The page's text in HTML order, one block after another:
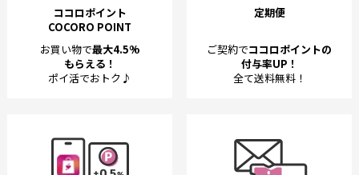
ココロポイント
COCORO POINT
お買い物で最大4.5%
もらえる！
ポイ活でおトク♪
定期便
ご契約でココロポイントの
付与率UP！
全て送料無料！